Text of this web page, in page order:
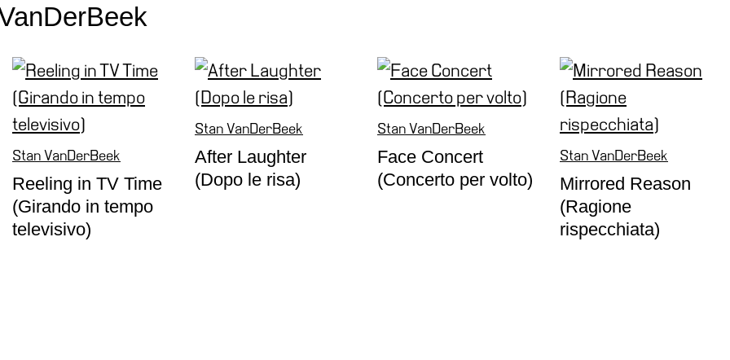
Stan VanDerBeek
Reeling in TV Time
(Girando in tempo
televisivo)
Stan VanDerBeek
After Laughter
(Dopo le risa)
Stan VanDerBeek
Face Concert
(Concerto per volto)
Stan VanDerBeek
Mirrored Reason
(Ragione
rispecchiata)